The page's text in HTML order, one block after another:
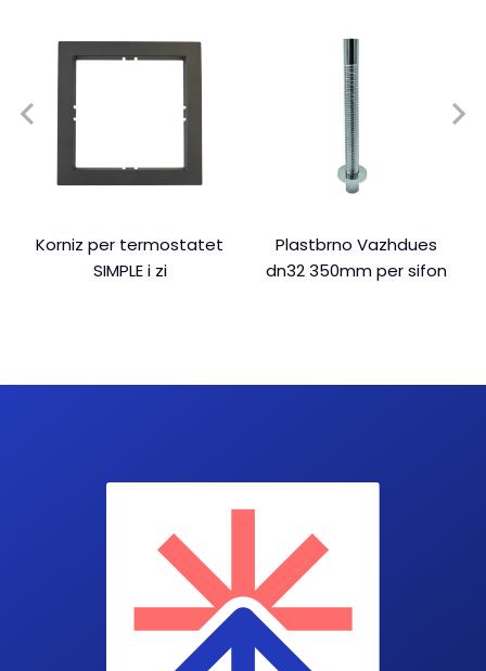
Korniz per termostatet
SIMPLE i zi
Plastbrno Vazhdues
dn32 350mm per sifon